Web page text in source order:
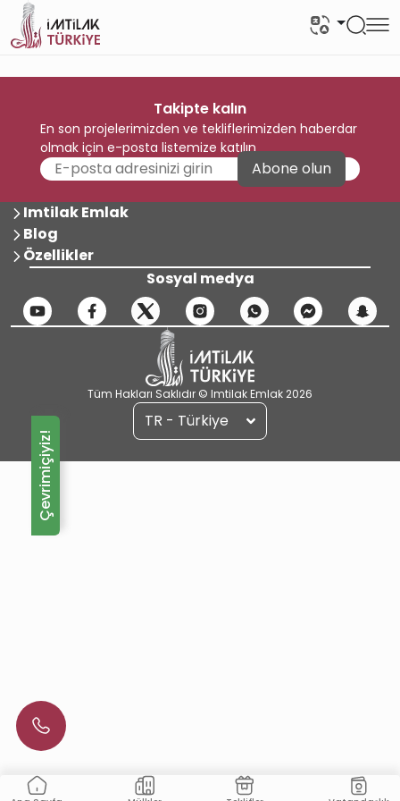
Takipte kalın
En son projelerimizden ve tekliflerimizden haberdar
olmak için e-posta listemize katılın
Abone olun
Imtilak Emlak
Blog
Özellikler
Sosyal medya
Tüm Hakları Saklıdır © Imtilak Emlak 2026
TR - Türkiye
Çevrimiçiyiz!